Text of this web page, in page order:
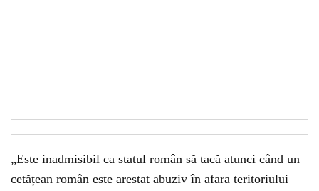
„Este inadmisibil ca statul român să tacă atunci când un
cetățean român este arestat abuziv în afara teritoriului